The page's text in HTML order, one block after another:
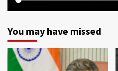
You may have missed